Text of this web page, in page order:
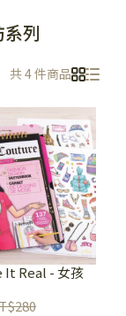
列
共 4 件商品
It Real - 女孩